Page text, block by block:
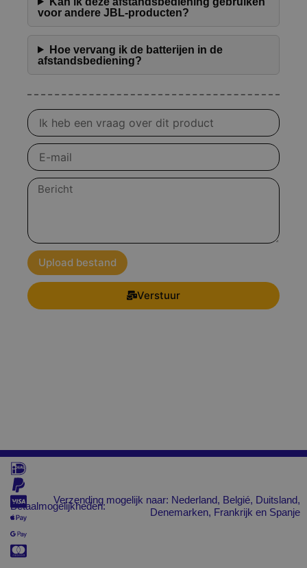
voor andere JBL-producten?
Hoe vervang ik de batterijen in de
afstandsbediening?
Vraag
over
product
E-
mail
Bericht
Upload bestand
Verstuur
Betaalmogelijkheden:
Verzending mogelijk naar: Nederland, Belgié, Duitsland,
Denemarken, Frankrijk en Spanje